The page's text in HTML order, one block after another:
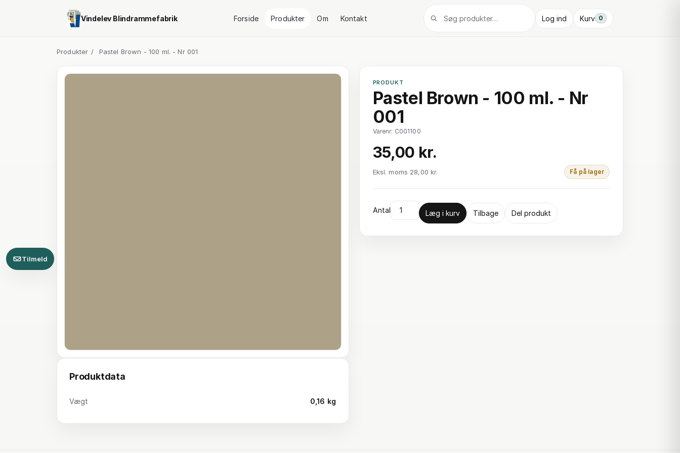
Vindelev Blindrammefabrik Forside Produkter Om Kontakt Log ind Kurv 0
Produkter / Pastel Brown - 100 ml. - Nr 001
Produktdata
Vægt 0,16 kg
PRODUKT
Pastel Brown - 100 ml. - Nr
001
Varenr: C001100
35,00 kr.
Eksl. moms 28,00 kr. Få på lager
Antal Læg i kurv Tilbage Del produkt
Tilmeld